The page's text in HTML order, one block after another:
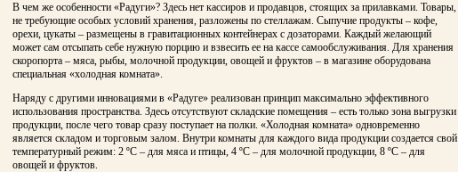
В чем же особенности «Радуги»? Здесь нет кассиров и продавцов, стоящих за прилавками. Товары,
не требующие особых условий хранения, разложены по стеллажам. Сыпучие продукты – кофе,
орехи, цукаты – размещены в гравитационных контейнерах с дозаторами. Каждый желающий
может сам отсыпать себе нужную порцию и взвесить ее на кассе самообслуживания. Для хранения
скоропорта – мяса, рыбы, молочной продукции, овощей и фруктов – в магазине оборудована
специальная «холодная комната».
Наряду с другими инновациями в «Радуге» реализован принцип максимально эффективного
использования пространства. Здесь отсутствуют складские помещения – есть только зона выгрузки
продукции, после чего товар сразу поступает на полки. «Холодная комната» одновременно
является складом и торговым залом. Внутри комнаты для каждого вида продукции создается свой
температурный режим: 2 ºС – для мяса и птицы, 4 ºС – для молочной продукции, 8 ºС – для
овощей и фруктов.